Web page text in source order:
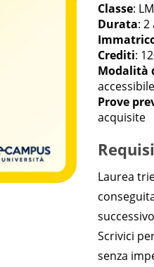
Classe:
Durata: 2
Crediti:
Modalità
Prove
acquisite
Laurea
Scrivici
senza